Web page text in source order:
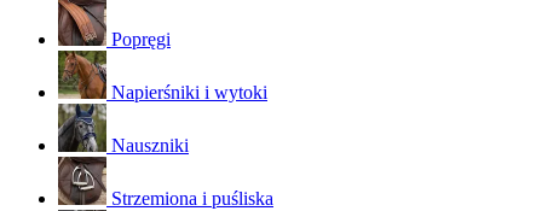
Popręgi
Napierśniki i wytoki
Nauszniki
Strzemiona i puśliska